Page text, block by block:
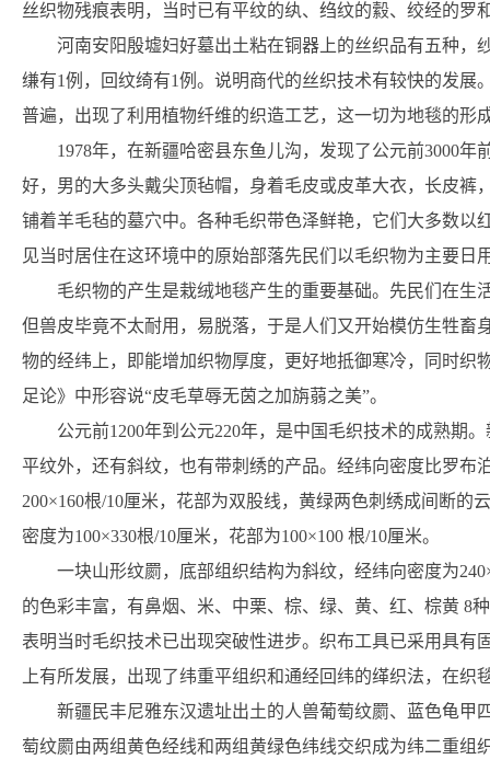
丝织物残痕表明，当时已有平纹的纨、绉纹的縠、绞经的罗
河南安阳殷墟妇好墓出土粘在铜器上的丝织品有五种，
缣有1例，回纹绮有1例。说明商代的丝织技术有较快的发
普遍，出现了利用植物纤维的织造工艺，这一切为地毯的形
1978年，在新疆哈密县东鱼儿沟，发现了公元前3000
好，男的大多头戴尖顶毡帽，身着毛皮或皮革大衣，长皮裤
铺着羊毛毡的墓穴中。各种毛织带色泽鲜艳，它们大多数以
见当时居住在这环境中的原始部落先民们以毛织物为主要日
毛织物的产生是栽绒地毯产生的重要基础。先民们在
但兽皮毕竟不太耐用，易脱落，于是人们又开始模仿生牲畜
物的经纬上，即能增加织物厚度，更好地抵御寒冷，同时织
足论》中形容说“皮毛草辱无茵之加旃蒻之美”。
公元前1200年到公元220年，是中国毛织技术的成熟期
平纹外，还有斜纹，也有带刺绣的产品。经纬向密度比罗布
200×160根/10厘米，花部为双股线，黄绿两色刺绣成间断
密度为100×330根/10厘米，花部为100×100 根/10厘米。
一块山形纹罽，底部组织结构为斜纹，经纬向密度为
的色彩丰富，有鼻烟、米、中栗、棕、绿、黄、红、棕黄 8
表明当时毛织技术已出现突破性进步。织布工具已采用具有
上有所发展，出现了纬重平组织和通经回纬的缂织法，在织
新疆民丰尼雅东汉遗址出土的人兽葡萄纹罽、蓝色龟甲
萄纹罽由两组黄色经线和两组黄绿色纬线交织成为纬二重组